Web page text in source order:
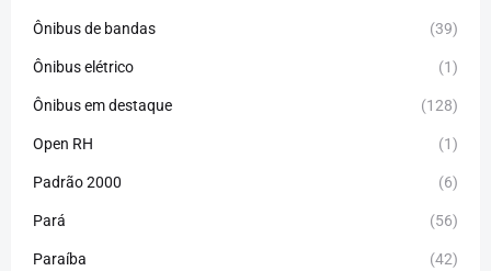
Ônibus de bandas (39)
Ônibus elétrico (1)
Ônibus em destaque (128)
Open RH (1)
Padrão 2000 (6)
Pará (56)
Paraíba (42)